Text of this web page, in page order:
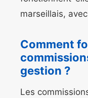
marseillais,
Comment
gestion ?
Les